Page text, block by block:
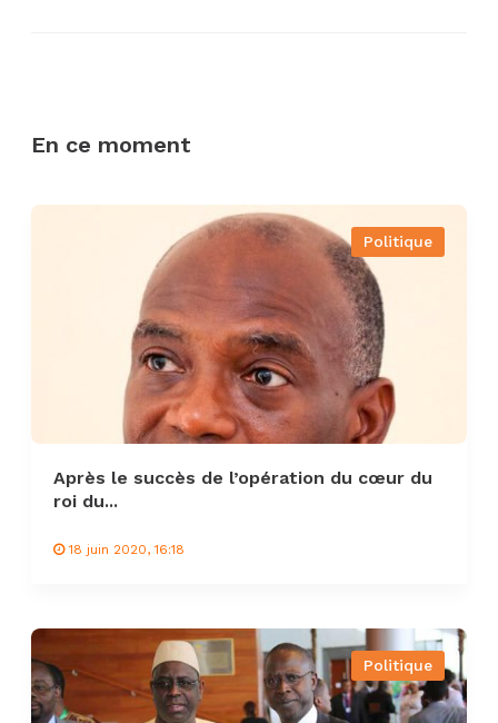
En ce moment
Politique
Après le succès de l’opération du cœur du
roi du...
18 juin 2020, 16:18
Politique